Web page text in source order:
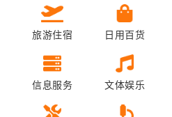
旅游住宿 日用百货
信息服务 文体娱乐